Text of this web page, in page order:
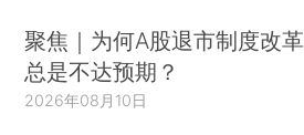
聚焦｜为何A股退市制度改革
总是不达预期？
2026年08月10日